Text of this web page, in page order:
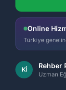
Online
Türkiye
Kİ Rehber
Uzman